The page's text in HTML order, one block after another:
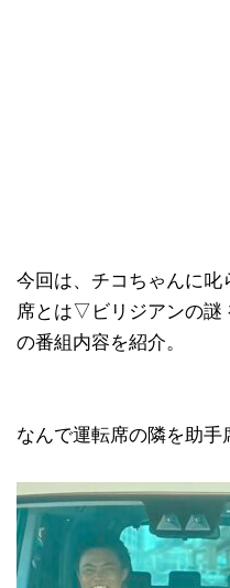
今回は、チコちゃんに
席とは▽ビリジアンの謎
の番組内容を紹介。
なんで運転席の隣を助手